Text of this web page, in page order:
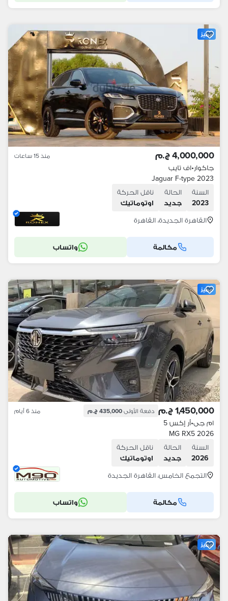
مميز
4,000,000 ج.م منذ 15 ساعات
جاكوار•اف تايب
Jaguar F-type 2023
السنة
2023
الحالة
جديد
ناقل الحركة
اوتوماتيك
القاهرة الجديدة، القاهرة
مكالمة واتساب
مميز
1,450,000 ج.م دفعة الأولى 435,000 ج.م منذ 6 أيام
ام جى•أر إكس 5
MG RX5 2026
السنة
2026
الحالة
جديد
ناقل الحركة
اوتوماتيك
التجمع الخامس، القاهرة الجديدة
مكالمة واتساب
مميز